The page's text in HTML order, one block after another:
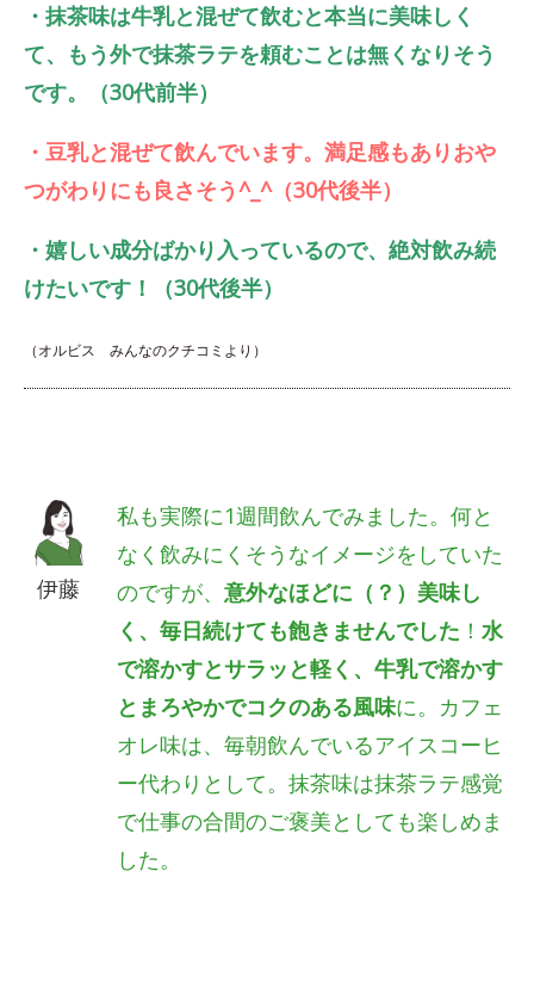
・抹茶味は牛乳と混ぜて飲むと本当に美味しく
て、もう外で抹茶ラテを頼むことは無くなりそう
です。（30代前半）
・豆乳と混ぜて飲んでいます。満足感もありおや
つがわりにも良さそう^_^（30代後半）
・嬉しい成分ばかり入っているので、絶対飲み続
けたいです！（30代後半）
（オルビス みんなのクチコミより）
伊藤
私も実際に1週間飲んでみました。何と
なく飲みにくそうなイメージをしていた
のですが、意外なほどに（？）美味し
く、毎日続けても飽きませんでした ！水
で溶かすとサラッと軽く、牛乳で溶かす
とまろやかでコクのある風味に。カフェ
オレ味は、毎朝飲んでいるアイスコーヒ
ー代わりとして。抹茶味は抹茶ラテ感覚
で仕事の合間のご褒美としても楽しめま
した。